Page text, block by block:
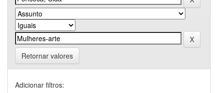
Retornar valores
Adicionar filtros: